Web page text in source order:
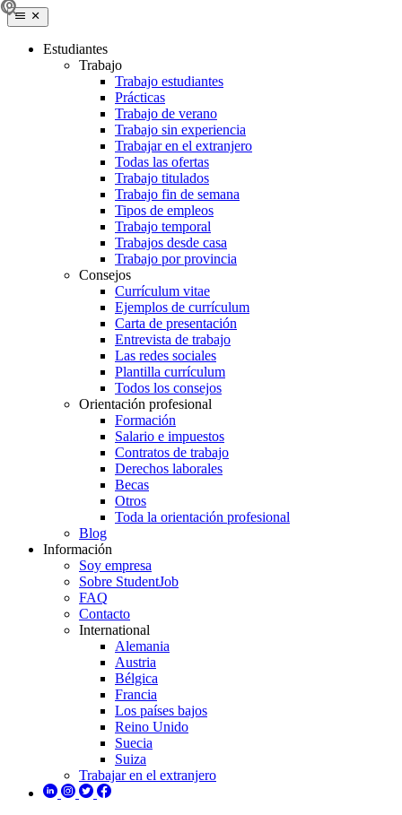
Estudiantes
Trabajo
Trabajo estudiantes
Prácticas
Trabajo de verano
Trabajo sin experiencia
Trabajar en el extranjero
Todas las ofertas
Trabajo titulados
Trabajo fin de semana
Tipos de empleos
Trabajo temporal
Trabajos desde casa
Trabajo por provincia
Consejos
Currículum vitae
Ejemplos de currículum
Carta de presentación
Entrevista de trabajo
Las redes sociales
Plantilla currículum
Todos los consejos
Orientación profesional
Formación
Salario e impuestos
Contratos de trabajo
Derechos laborales
Becas
Otros
Toda la orientación profesional
Blog
Información
Soy empresa
Sobre StudentJob
FAQ
Contacto
International
Alemania
Austria
Bélgica
Francia
Los países bajos
Reino Unido
Suecia
Suiza
Trabajar en el extranjero